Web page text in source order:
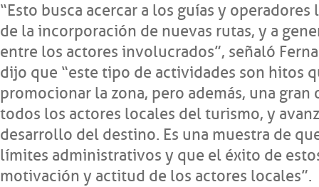
“Esto busca acercar a los guías y
de la incorporación de nuevas rutas, y a
entre los actores involucrados”, señaló
dijo que “este tipo de actividades son hitos
promocionar la zona, pero además, una
todos los actores locales del turismo, y
desarrollo del destino. Es una muestra de
límites administrativos y que el éxito de
motivación y actitud de los actores locales”.